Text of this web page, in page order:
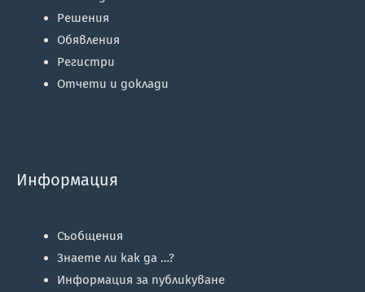
Решения
Обявления
Регистри
Отчети и доклади
Информация
Съобщения
Знаете ли как да …?
Информация за публикуване